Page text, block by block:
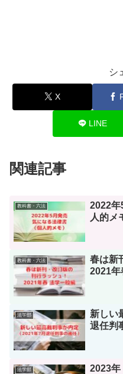
シ
X
LINE
関連記事
教科書・六法
2022年
人的メ
教科書・六法
春は新
2021年
法学部
新しい
退任判
法学部
2023年